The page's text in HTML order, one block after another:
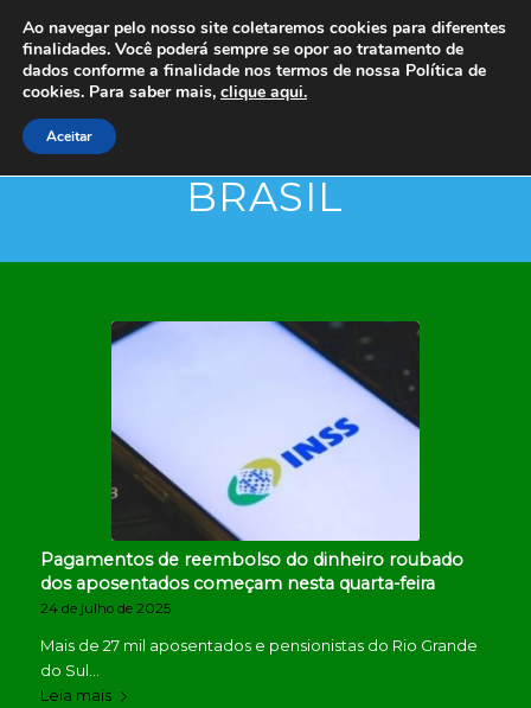
BRASIL
Pagamentos de reembolso do dinheiro roubado
dos aposentados começam nesta quarta-feira
24 de julho de 2025
Mais de 27 mil aposentados e pensionistas do Rio Grande
do Sul…
Leia mais
Ao navegar pelo nosso site coletaremos cookies para diferentes
finalidades. Você poderá sempre se opor ao tratamento de
dados conforme a finalidade nos termos de nossa Política de
cookies. Para saber mais, clique aqui.
Aceitar